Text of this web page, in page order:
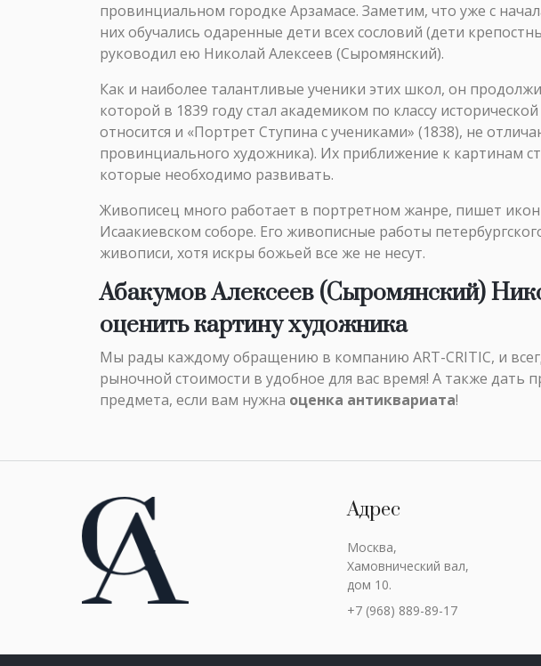
провинциальном городке Арзамасе. Заметим, что уже с
них обучались одаренные дети всех сословий (дети
руководил ею Николай Алексеев (Сыромянский).
Как и наиболее талантливые ученики этих школ, он
которой в 1839 году стал академиком по классу
относится и «Портрет Ступина с учениками» (1838), не
провинциального художника). Их приближение к картинам
которые необходимо развивать.
Живописец много работает в портретном жанре, пишет
Исаакиевском соборе. Его живописные работы
живописи, хотя искры божьей все же не несут.
Абакумов Алексеев (Сыромянский)
оценить картину художника
Мы рады каждому обращению в компанию ART-CRITIC, и
рыночной стоимости в удобное для вас время! А также дать
предмета, если вам нужна оценка антиквариата!
Адрес
Москва,
Хамовнический вал,
дом 10.
+7 (968) 889-89-17